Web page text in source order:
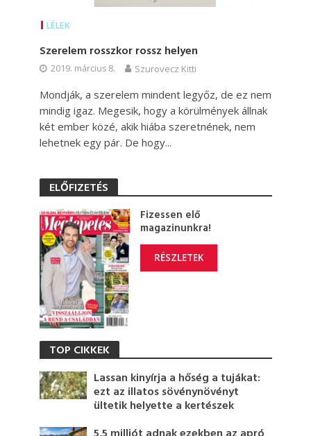
LÉLEK
Szerelem rosszkor rossz helyen
2019. március 8. Szurovecz Kitti
Mondják, a szerelem mindent legyőz, de ez nem
mindig igaz. Megesik, hogy a körülmények állnak
két ember közé, akik hiába szeretnének, nem
lehetnek egy pár. De hogy...
ELŐFIZETÉS
Fizessen elő
magazinunkra!
RÉSZLETEK
TOP CIKKEK
Lassan kinyírja a hőség a tujákat:
ezt az illatos sövénynövényt
ültetik helyette a kertészek